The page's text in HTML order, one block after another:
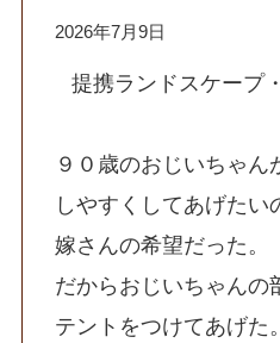
2026年7月9日
提携ランドスケー
９０歳のおじいちゃん
しやすくしてあげたい
嫁さんの希望だった。
だからおじいちゃんの
テントをつけてあげた。